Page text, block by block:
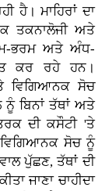
ਹੈ। ਮਾਹਿਰਾਂ ਦਾ
ਤਕਨਾਲੋਜੀ ਅਤੇ
ਭਰਮ ਅਤੇ ਅੰਧ-
ਕਰ ਰਹੇ ਹਨ।
ਵਿਗਿਆਨਕ ਸੋਚ
ਬਿਨਾਂ ਤੱਥਾਂ ਅਤੇ
ਦੀ ਕਸੌਟੀ 'ਤੇ
ਵਿਗਿਆਨਕ ਸੋਚ ਨੂੰ
ਪੁੱਛਣ, ਤੱਥਾਂ ਦੀ
ਜਾਣਾ ਚਾਹੀਦਾ